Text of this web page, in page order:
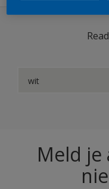
wit
Meld je